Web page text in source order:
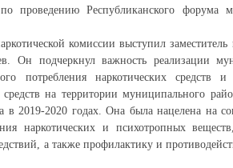
проведению Республиканского форума
комиссии выступил
Он подчеркнул важность реализации
потребления наркотических средств и
на территории муниципального
2019-2020 годах. Она была нацелена на
наркотических и психотропных
а также профилактику и